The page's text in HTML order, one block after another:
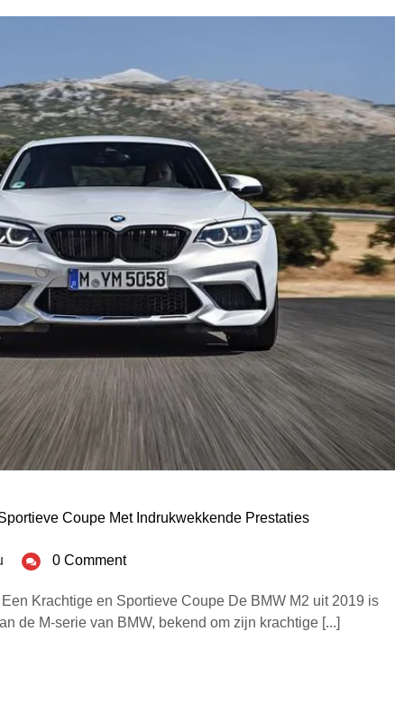
Coupe Met Indrukwekkende Prestaties
0 Comment
Krachtige en Sportieve Coupe De BMW M2 uit 2019 is
de M-serie van BMW, bekend om zijn krachtige [...]